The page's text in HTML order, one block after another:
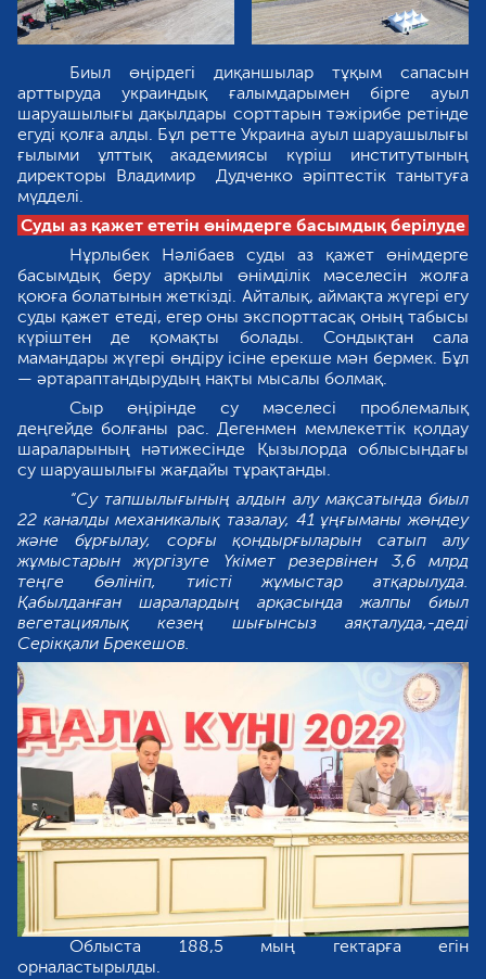
Биыл өңірдегі диқаншылар тұқым сапасын
арттыруда украиндық ғалымдарымен бірге ауыл
шаруашылығы дақылдары сорттарын тәжірибе ретінде
егуді қолға алды. Бұл ретте Украина ауыл шаруашылығы
ғылыми ұлттық академиясы күріш институтының
директоры Владимир Дудченко әріптестік танытуға
мүдделі.
Суды аз қажет ететін өнімдерге басымдық берілуде
Нұрлыбек Нәлібаев суды аз қажет өнімдерге
басымдық беру арқылы өнімділік мәселесін жолға
қоюға болатынын жеткізді. Айталық, аймақта жүгері егу
суды қажет етеді, егер оны экспорттасақ оның табысы
күріштен де қомақты болады. Сондықтан сала
мамандары жүгері өндіру ісіне ерекше мән бермек. Бұл
— әртараптандырудың нақты мысалы болмақ.
Сыр өңірінде су мәселесі проблемалық
деңгейде болғаны рас. Дегенмен мемлекеттік қолдау
шараларының нәтижесінде Қызылорда облысындағы
су шаруашылығы жағдайы тұрақтанды.
“Су тапшылығының алдын алу мақсатында биыл
22 каналды механикалық тазалау, 41 ұңғыманы жөндеу
және бұрғылау, сорғы қондырғыларын сатып алу
жұмыстарын жүргізуге Үкімет резервінен 3,6 млрд
теңге бөлініп, тиісті жұмыстар атқарылуда.
Қабылданған шаралардың арқасында жалпы биыл
вегетациялық кезең шығынсыз аяқталуда,-деді
Серікқали Брекешов.
Облыста 188,5 мың гектарға егін
орналастырылды.